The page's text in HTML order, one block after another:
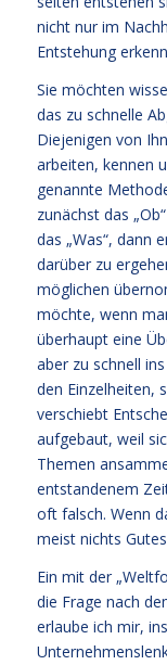
nicht nur im
Entstehung
Sie möchten
das zu schnelle
Diejenigen von
arbeiten, kennen
genannte
zunächst das
das „Was“, dann
darüber zu
möglichen
möchte, wenn
überhaupt eine
aber zu schnell
den Einzelheiten,
verschiebt
aufgebaut, weil
Themen
entstandenem
oft falsch. Wenn
meist nichts
Ein mit der
die Frage nach
erlaube ich mir,